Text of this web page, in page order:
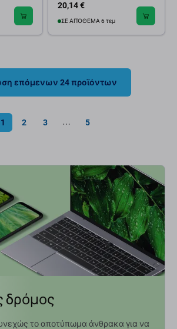
20,14 €
ΣΕ ΑΠΌΘΕΜΑ 6 τεμ
επόμενων 24 προϊόντων
1 2 3 ⋯ 5
δρόμος
το αποτύπωμα άνθρακα για να